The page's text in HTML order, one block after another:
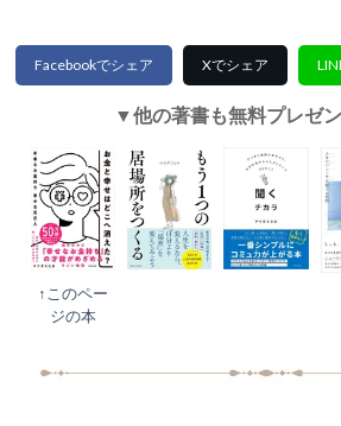
Facebookでシェア Xでシェア
▼他の著書も無料プレゼ
↑このペー
ジの本